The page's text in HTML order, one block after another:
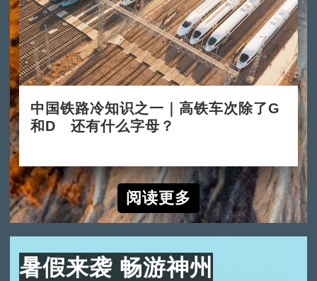
中国铁路冷知识之一｜高铁车次除了G
和D 还有什么字母？
阅读更多
暑假来袭 畅游神州